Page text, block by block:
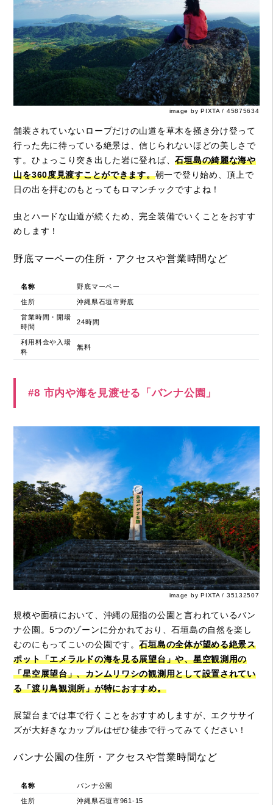
image by PIXTA / 45875634
舗装されていないロープだけの山道を草木を掻き分け登って
行った先に待っている絶景は、信じられないほどの美しさで
す。ひょっこり突き出した岩に登れば、石垣島の綺麗な海や
山を360度見渡すことができます。朝一で登り始め、頂上で
日の出を拝むのもとってもロマンチックですよね！
虫とハードな山道が続くため、完全装備でいくことをおすす
めします！
野底マーペーの住所・アクセスや営業時間など
名称 野底マーペー
住所 沖縄県石垣市野底
営業時間・開場
時間
24時間
利用料金や入場
料
無料
#8 市内や海を見渡せる「バンナ公園」
image by PIXTA / 35132507
規模や面積において、沖縄の屈指の公園と言われているバン
ナ公園。5つのゾーンに分かれており、石垣島の自然を楽し
むのにもってこいの公園です。石垣島の全体が望める絶景ス
ポット「エメラルドの海を見る展望台」や、星空観測用の
「星空展望台」、カンムリワシの観測用として設置されてい
る「渡り鳥観測所」が特におすすめ。
展望台までは車で行くことをおすすめしますが、エクササイ
ズが大好きなカップルはぜひ徒歩で行ってみてください！
バンナ公園の住所・アクセスや営業時間など
名称 バンナ公園
住所 沖縄県石垣市961-15